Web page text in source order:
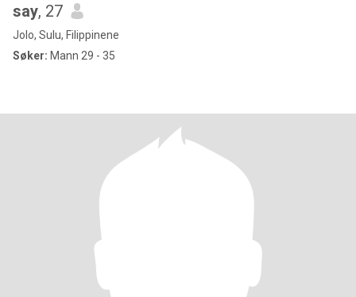
say, 27
Jolo, Sulu, Filippinene
Søker: Mann 29 - 35